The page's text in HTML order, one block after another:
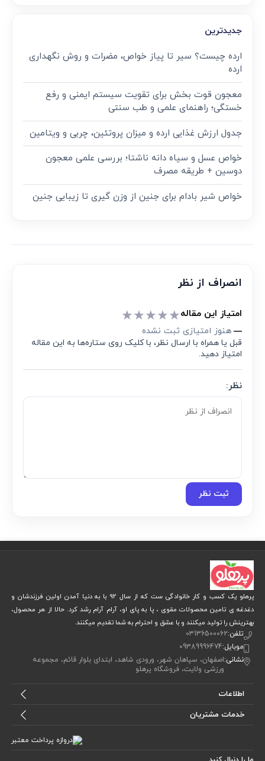
جدیدترین
ارده چیست؟ سیر تا پیاز خواص، مضرات و روش نگهداری
ارده
معجون قوت‌ بخش برای تقویت سیستم ایمنی و رفع
خستگی؛ راهنمای علمی و طب سنتی
جدول ارزش غذایی ارده و میزان پروتئین، چربی و ویتامین
خواص عسل و سیاه دانه ناشتا؛ بررسی علمی معجون
دوسین + طریقه مصرف
خواص شیر بادام برای جنین از وزن گیری تا زیبایی جنین
انصراف از نظر
امتیاز این مقاله★
★
★
★
★
— هنوز امتیازی ثبت نشده
قبل یا همراه با ارسال نظر، با کلیک روی ستاره‌ها به این مقاله
امتیاز دهید.
نظر:
ثبت نظر
پرهلو یک کسب و کار خانوادگی ست که از سال 92 با به دنیا آمدن اولین فرزندشان و
دغدغه ی تامین محصولات مقوی ، پا به پای او، آرام آرام رشد کرد. حالا از هر محصول،
بهترینش را تولید میکنند و با عشق و احترام به شما تقدیم میکنند.
تلفن:03136500062
موبایل:09389996474
نشانی:اصفهان، سپاهان شهر، ورودی شاهد، ابتدای بلوار قائم، مجموعه
ورزشی ولایت، فروشگاه پرهلو
اطلاعات
خدمات مشتریان